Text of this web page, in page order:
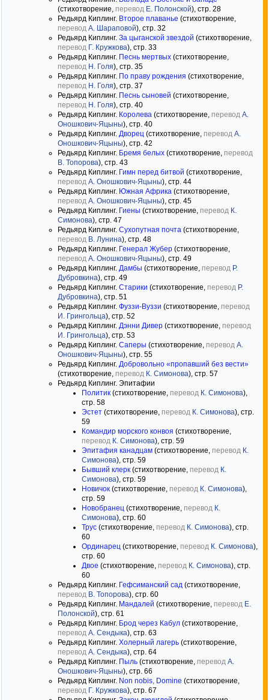
(стихотворение, перевод Е. Полонской), стр. 28
Редьярд Киплинг. Второе плаванье (стихотворение,
перевод А. Шараповой), стр. 32
Редьярд Киплинг. За цыганской звездой (стихотворение,
перевод Г. Кружкова), стр. 33
Редьярд Киплинг. Песнь мертвых (стихотворение,
перевод Н. Голя), стр. 35
Редьярд Киплинг. По праву рождения (стихотворение,
перевод Н. Голя), стр. 37
Редьярд Киплинг. Песнь сыновей (стихотворение,
перевод Н. Голя), стр. 40
Редьярд Киплинг. Королева (стихотворение, перевод А.
Оношкович-Яцыны), стр. 40
Редьярд Киплинг. Дворец (стихотворение, перевод А.
Оношкович-Яцыны), стр. 42
Редьярд Киплинг. Бремя белых (стихотворение, перевод
В. Топорова), стр. 43
Редьярд Киплинг. Гимн перед битвой (стихотворение,
перевод А. Оношкович-Яцыны), стр. 44
Редьярд Киплинг. Южная Африка (стихотворение,
перевод А. Оношкович-Яцыны), стр. 45
Редьярд Киплинг. Гиены (стихотворение, перевод К.
Симонова), стр. 47
Редьярд Киплинг. Сухопутная почта (стихотворение,
перевод В. Лунина), стр. 48
Редьярд Киплинг. Генерал Жубер (стихотворение,
перевод А. Оношкович-Яцыны), стр. 49
Редьярд Киплинг. Дамбы (стихотворение, перевод Р.
Дубровкина), стр. 49
Редьярд Киплинг. Старики (стихотворение, перевод Р.
Дубровкина), стр. 51
Редьярд Киплинг. Фуззи-Вуззи (стихотворение, перевод
И. Грингольца), стр. 52
Редьярд Киплинг. Дэнни Дивер (стихотворение, перевод
И. Грингольца), стр. 53
Редьярд Киплинг. Саперы (стихотворение, перевод А.
Оношкович-Яцыны), стр. 55
Редьярд Киплинг. Добровольно «пропавший без вести»
(стихотворение, перевод К. Симонова), стр. 57
Редьярд Киплинг. Эпитафии
Политик (стихотворение, перевод К. Симонова),
стр. 58
Эстет (стихотворение, перевод К. Симонова), стр.
59
Командир морского конвоя (стихотворение,
перевод К. Симонова), стр. 59
Эпитафия канадцам (стихотворение, перевод К.
Симонова), стр. 59
Бывший клерк (стихотворение, перевод К.
Симонова), стр. 59
Новичок (стихотворение, перевод К. Симонова),
стр. 59
Новобранец (стихотворение, перевод К.
Симонова), стр. 60
Трус (стихотворение, перевод К. Симонова), стр.
60
Ординарец (стихотворение, перевод К. Симонова),
стр. 60
Двое (стихотворение, перевод К. Симонова), стр.
60
Редьярд Киплинг. Гефсиманский сад (стихотворение,
перевод В. Топорова), стр. 60
Редьярд Киплинг. Мандалей (стихотворение, перевод Е.
Полонской), стр. 61
Редьярд Киплинг. Брод через Кабул (стихотворение,
перевод А. Сендыка), стр. 63
Редьярд Киплинг. Холерный лагерь (стихотворение,
перевод А. Сендыка), стр. 64
Редьярд Киплинг. Пыль (стихотворение, перевод А.
Оношкович-Яцыны), стр. 66
Редьярд Киплинг. Non nobis, Domine (стихотворение,
перевод Г. Кружкова), стр. 67